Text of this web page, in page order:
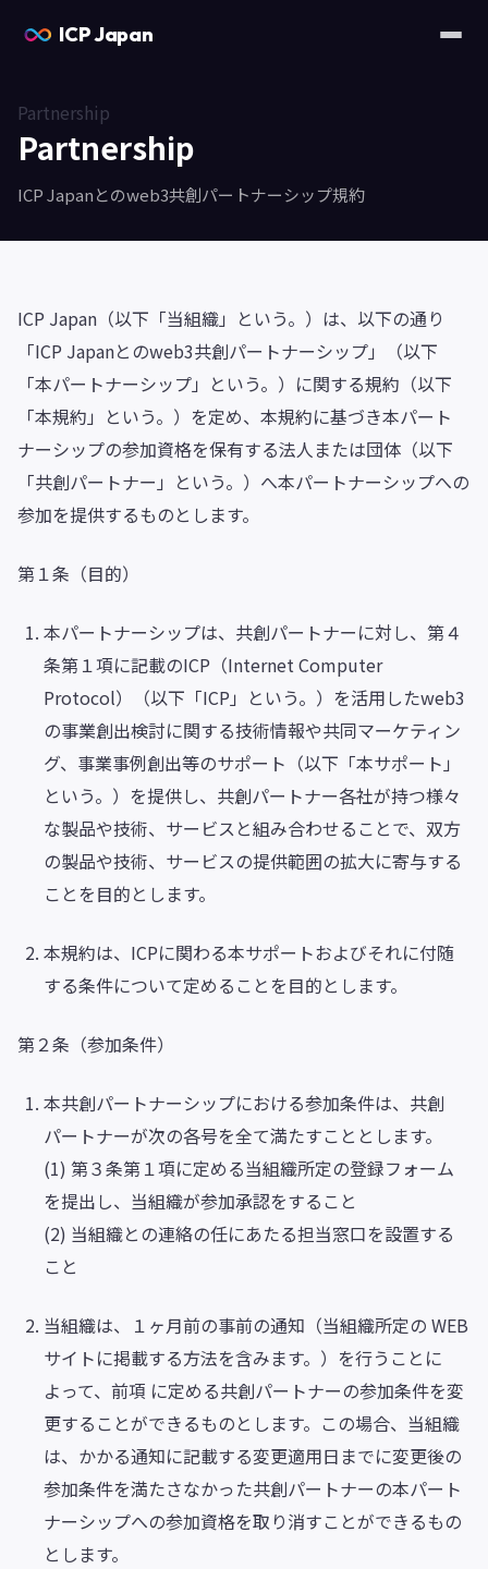
ICP Japan
Partnership
Partnership
ICP Japanとのweb3共創パートナーシップ規約
ICP Japan（以下「当組織」という。）は、以下の通り
「ICP Japanとのweb3共創パートナーシップ」（以下
「本パートナーシップ」という。）に関する規約（以下
「本規約」という。）を定め、本規約に基づき本パート
ナーシップの参加資格を保有する法人または団体（以下
「共創パートナー」という。）へ本パートナーシップへの
参加を提供するものとします。
第１条（目的）
本パートナーシップは、共創パートナーに対し、第４
条第１項に記載のICP（Internet Computer
Protocol）（以下「ICP」という。）を活用したweb3
の事業創出検討に関する技術情報や共同マーケティン
グ、事業事例創出等のサポート（以下「本サポート」
という。）を提供し、共創パートナー各社が持つ様々
な製品や技術、サービスと組み合わせることで、双方
の製品や技術、サービスの提供範囲の拡大に寄与する
ことを目的とします。
本規約は、ICPに関わる本サポートおよびそれに付随
する条件について定めることを目的とします。
第２条（参加条件）
本共創パートナーシップにおける参加条件は、共創
パートナーが次の各号を全て満たすこととします。
(1) 第３条第１項に定める当組織所定の登録フォーム
を提出し、当組織が参加承認をすること
(2) 当組織との連絡の任にあたる担当窓口を設置する
こと
当組織は、１ヶ月前の事前の通知（当組織所定の WEB
サイトに掲載する方法を含みます。）を行うことに
よって、前項 に定める共創パートナーの参加条件を変
更することができるものとします。この場合、当組織
は、かかる通知に記載する変更適用日までに変更後の
参加条件を満たさなかった共創パートナーの本パート
ナーシップへの参加資格を取り消すことができるもの
とします。